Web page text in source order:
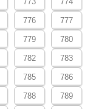
776 777
779 780
782 783
785 786
788 789